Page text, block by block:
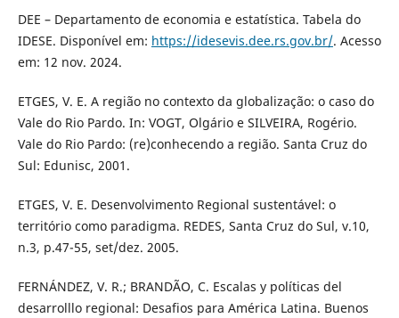
DEE – Departamento de economia e estatística. Tabela do
IDESE. Disponível em: https://idesevis.dee.rs.gov.br/. Acesso
em: 12 nov. 2024.
ETGES, V. E. A região no contexto da globalização: o caso do
Vale do Rio Pardo. In: VOGT, Olgário e SILVEIRA, Rogério.
Vale do Rio Pardo: (re)conhecendo a região. Santa Cruz do
Sul: Edunisc, 2001.
ETGES, V. E. Desenvolvimento Regional sustentável: o
território como paradigma. REDES, Santa Cruz do Sul, v.10,
n.3, p.47-55, set/dez. 2005.
FERNÁNDEZ, V. R.; BRANDÃO, C. Escalas y políticas del
desarrolllo regional: Desafios para América Latina. Buenos